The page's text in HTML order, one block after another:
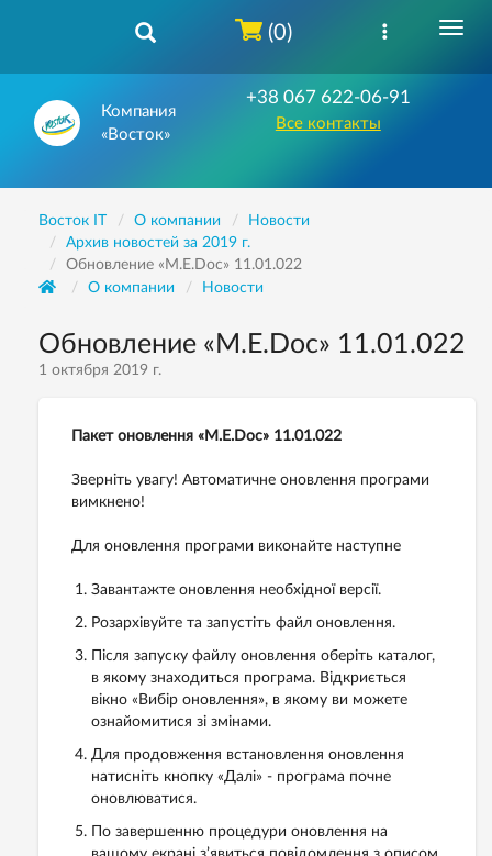
Компания
«Восток»
+38 067 622-06-91
Все контакты
(0)
Восток IT О компании
Новости
Архив новостей за 2019 г.
Обновление «M.E.Doc» 11.01.022
О компании
Новости
Обновление «M.E.Doc» 11.01.022
1 октября 2019 г.
Пакет оновлення «M.E.Doc» 11.01.022
Зверніть увагу! Автоматичне оновлення програми
вимкнено!
Для оновлення програми виконайте наступне
Завантажте оновлення необхідної версії.
Розархівуйте та запустіть файл оновлення.
Після запуску файлу оновлення оберіть каталог,
в якому знаходиться програма. Відкриється
вікно «Вибір оновлення», в якому ви можете
ознайомитися зі змінами.
Для продовження встановлення оновлення
натисніть кнопку «Далі» - програма почне
оновлюватися.
По завершенню процедури оновлення на